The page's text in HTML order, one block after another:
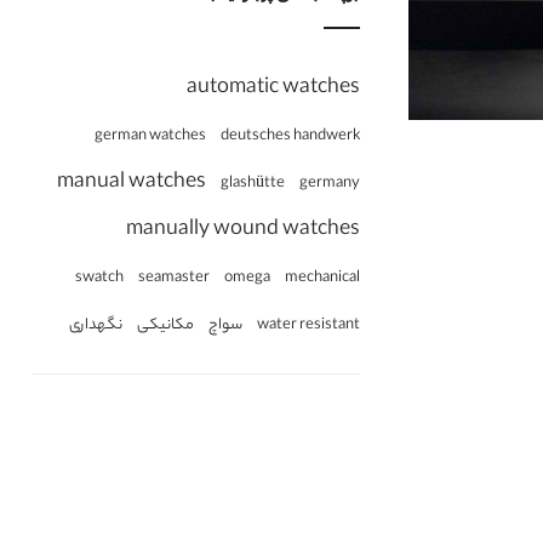
automatic watches
deutsches handwerk
german watches
germany
glashütte
manual watches
manually wound watches
mechanical
omega
seamaster
swatch
water resistant
سواچ مکانیکی نگهداری